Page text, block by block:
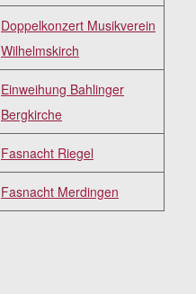
Doppelkonzert Musikverein
Wilhelmskirch
Einweihung Bahlinger
Bergkirche
Fasnacht Riegel
Fasnacht Merdingen